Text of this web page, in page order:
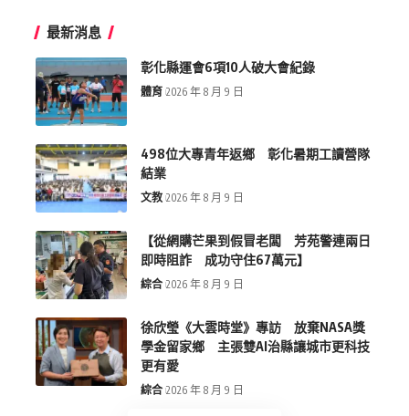
最新消息
彰化縣運會6項10人破大會紀錄
體育 2026 年 8 月 9 日
498位大專青年返鄉 彰化暑期工讀營隊
結業
文教 2026 年 8 月 9 日
【從網購芒果到假冒老闆 芳苑警連兩日
即時阻詐 成功守住67萬元】
綜合 2026 年 8 月 9 日
徐欣瑩《大雲時堂》專訪 放棄NASA獎
學金留家鄉 主張雙AI治縣讓城市更科技
更有愛
綜合 2026 年 8 月 9 日